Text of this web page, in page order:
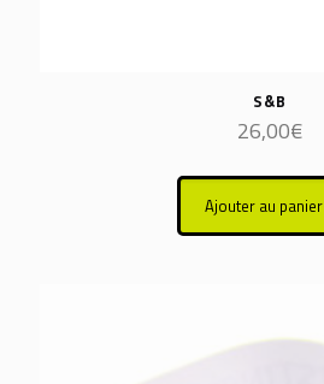
S&B
26,00€
Ajouter au panier